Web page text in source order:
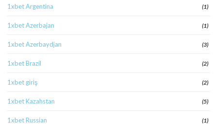
1xbet Argentina (1)
1xbet Azerbajan (1)
1xbet Azerbaydjan (3)
1xbet Brazil (2)
1xbet giriş (2)
1xbet Kazahstan (5)
1xbet Russian (1)